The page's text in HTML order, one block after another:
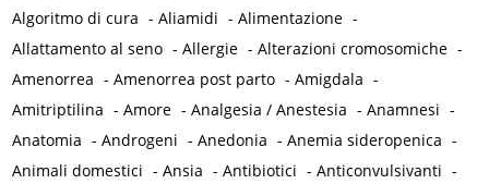
Algoritmo di cura -Aliamidi -Alimentazione -
Allattamento al seno -Allergie -Alterazioni cromosomiche -
Amenorrea -Amenorrea post parto -Amigdala -
Amitriptilina -Amore -Analgesia / Anestesia -Anamnesi -
Anatomia -Androgeni -Anedonia -Anemia sideropenica -
Animali domestici -Ansia -Antibiotici -Anticonvulsivanti -